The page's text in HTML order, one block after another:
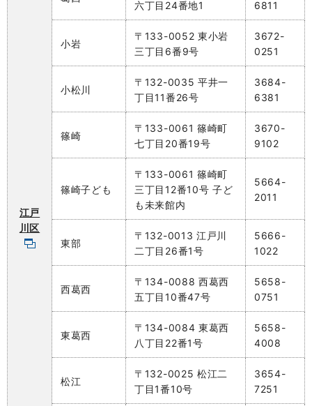
江戸
川区
六丁目24番地1 6811
小岩
〒133-0052 東小岩
三丁目6番9号
3672-
0251
小松川
〒132-0035 平井一
丁目11番26号
3684-
6381
篠崎
〒133-0061 篠崎町
七丁目20番19号
3670-
9102
篠崎子ども
〒133-0061 篠崎町
三丁目12番10号 子ど
も未来館内
5664-
2011
東部
〒132-0013 江戸川
二丁目26番1号
5666-
1022
西葛西
〒134-0088 西葛西
五丁目10番47号
5658-
0751
東葛西
〒134-0084 東葛西
八丁目22番1号
5658-
4008
松江
〒132-0025 松江二
丁目1番10号
3654-
7251